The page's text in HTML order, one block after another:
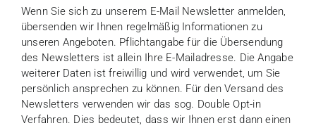
Wenn Sie sich zu unserem E-Mail Newsletter anmelden,
übersenden wir Ihnen regelmäßig Informationen zu
unseren Angeboten. Pflichtangabe für die Übersendung
des Newsletters ist allein Ihre E-Mailadresse. Die Angabe
weiterer Daten ist freiwillig und wird verwendet, um Sie
persönlich ansprechen zu können. Für den Versand des
Newsletters verwenden wir das sog. Double Opt-in
Verfahren. Dies bedeutet, dass wir Ihnen erst dann einen